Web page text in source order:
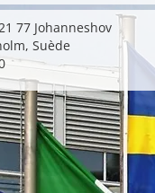
77 Johanneshov
Suède